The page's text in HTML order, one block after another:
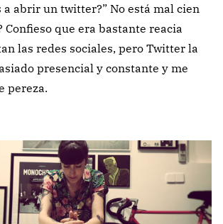
a abrir un twitter?” No está mal cien
Confieso que era bastante reacia
las redes sociales, pero Twitter la
presencial y constante y me
pereza.